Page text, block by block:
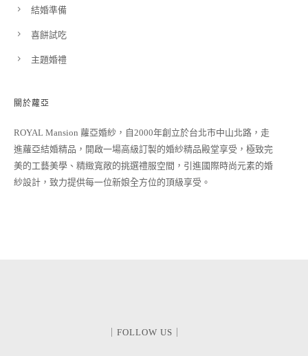
結婚準備
喜餅試吃
主題婚禮
關於蘿亞
ROYAL Mansion 蘿亞婚紗，自2000年創立於台北市中山北路，走
進蘿亞結婚精品，開啟一場高級訂製的婚紗精品殿堂享受，極致完
美的工藝美學、精緻寬敞的挑選禮服空間，引進國際時尚元素的婚
紗設計，致力提供每一位新娘全方位的頂級享受。
｜FOLLOW US｜